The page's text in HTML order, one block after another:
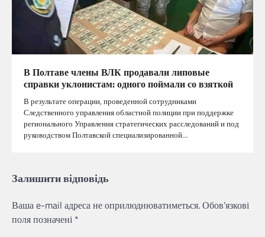
В Полтаве члены ВЛК продавали липовые
справки уклонистам: одного поймали со взяткой
В результате операции, проведенной сотрудниками
Следственного управления областной полиции при поддержке
регионального Управления стратегических расследований и под
руководством Полтавской специализированной…
Залишити відповідь
Ваша e-mail адреса не оприлюднюватиметься.Обов’язкові
поля позначені *